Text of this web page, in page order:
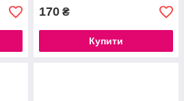
170 ₴
Купити